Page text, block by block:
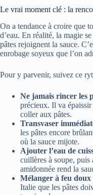
Le vrai moment clé : la
On a tendance à croire que
d’eau. En réalité, la magie
pâtes rejoignent la sauce.
enrobage soyeux que l’on
Pour y parvenir, suivez ce
Ne jamais rincer les
précieux. Il va épaissir
coller aux pâtes.
Transvaser
les pâtes encore
où la sauce mijote.
Ajouter l’eau de
cuillères à soupe, puis
amidonnée rend la
Mélanger à feu doux
Italie que les pâtes